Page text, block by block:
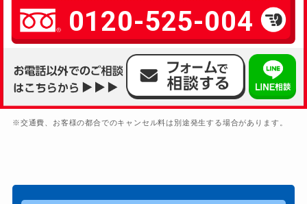
0120-525-004
※交通費、お客様の都合でのキャンセル料は別途発生する場合があります。